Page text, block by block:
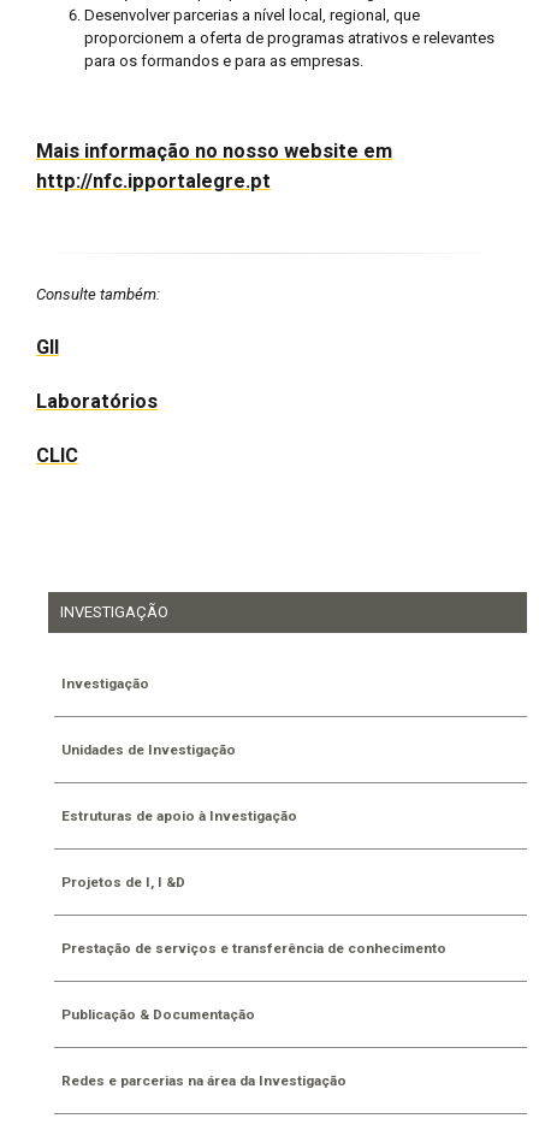
Desenvolver parcerias a nível local, regional, que
proporcionem a oferta de programas atrativos e relevantes
para os formandos e para as empresas.
Mais informação no nosso website em
http://nfc.ipportalegre.pt
Consulte também:
GII
Laboratórios
CLIC
INVESTIGAÇÃO
Investigação
Unidades de Investigação
Estruturas de apoio à Investigação
Projetos de I, I &D
Prestação de serviços e transferência de conhecimento
Publicação & Documentação
Redes e parcerias na área da Investigação